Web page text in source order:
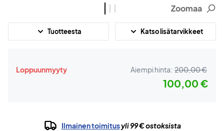
Zoomaa
Tuotteesta Katso lisätarvikkeet
Loppuunmyyty Aiempi hinta: 200,00 €
100,00 €
Ilmainen toimitusyli 99 € ostoksista